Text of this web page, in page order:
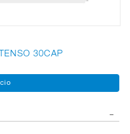
30CAP